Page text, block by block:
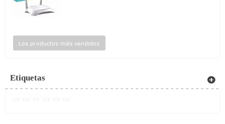
Los productos más vendidos
Etiquetas